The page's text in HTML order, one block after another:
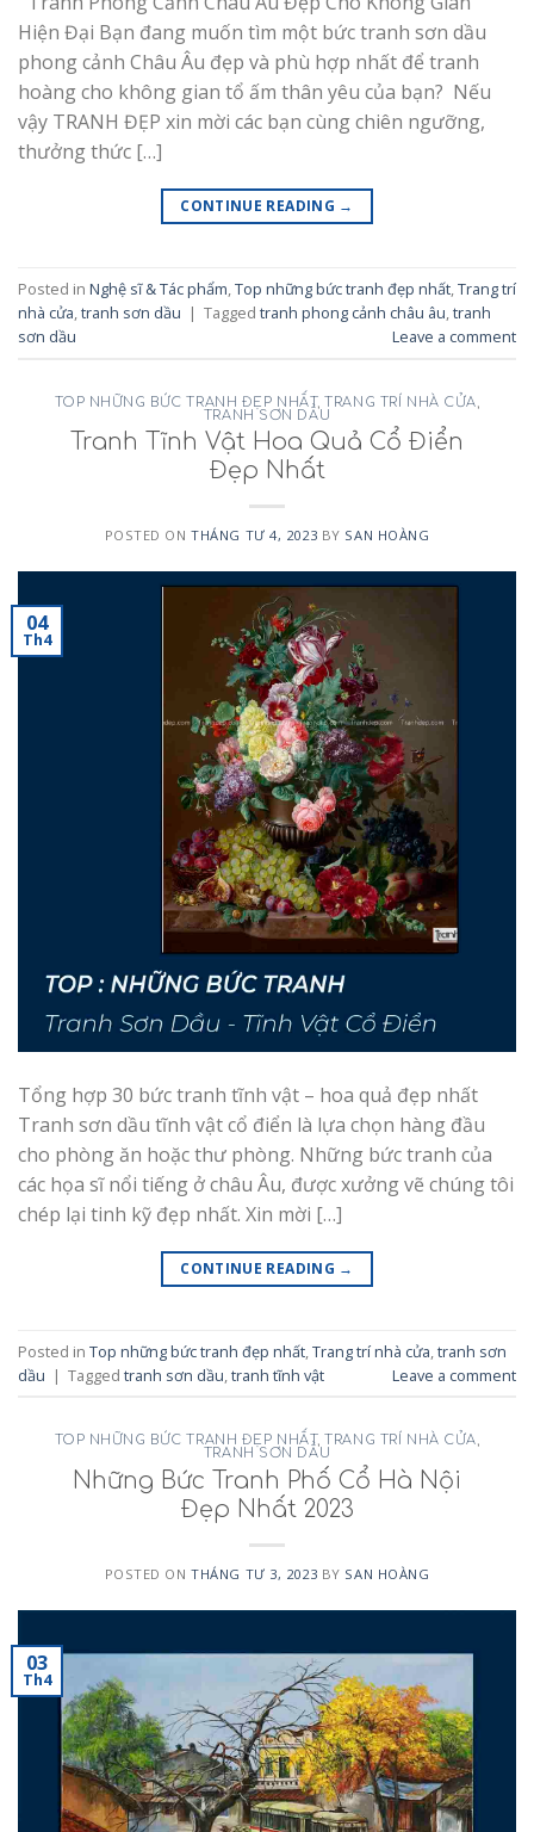
Hiện Đại Bạn đang muốn tìm một bức tranh sơn dầu
phong cảnh Châu Âu đẹp và phù hợp nhất để tranh
hoàng cho không gian tổ ấm thân yêu của bạn? Nếu
vậy TRANH ĐẸP xin mời các bạn cùng chiên ngưỡng,
thưởng thức […]
CONTINUE READING →
Posted in Nghệ sĩ & Tác phẩm,Top những bức tranh đẹp nhất,Trang trí
nhà cửa,tranh sơn dầu | Tagged tranh phong cảnh châu âu,tranh
sơn dầu
Leave a comment
TOP NHỮNG BỨC TRANH ĐẸP NHẤT,TRANG TRÍ NHÀ CỬA
TRANH SƠN DẦU
Tranh Tĩnh Vật Hoa Quả Cổ Điển
Đẹp Nhất
POSTED ONTHÁNG TƯ 4, 2023 BY SAN HOÀNG
04
Th4
Tổng hợp 30 bức tranh tĩnh vật – hoa quả đẹp nhất
Tranh sơn dầu tĩnh vật cổ điển là lựa chọn hàng đầu
cho phòng ăn hoặc thư phòng. Những bức tranh của
các họa sĩ nổi tiếng ở châu Âu, được xưởng vẽ chúng tôi
chép lại tinh kỹ đẹp nhất. Xin mời […]
CONTINUE READING →
Posted in Top những bức tranh đẹp nhất,Trang trí nhà cửa,tranh sơn
dầu | Tagged tranh sơn dầu,tranh tĩnh vật Leave a comment
TOP NHỮNG BỨC TRANH ĐẸP NHẤT , TRANG TRÍ NHÀ CỬA,
TRANH SƠN DẦU
Những Bức Tranh Phố Cổ Hà Nội
Đẹp Nhất 2023
POSTED ONTHÁNG TƯ 3, 2023 BY SAN HOÀNG
03
Th4